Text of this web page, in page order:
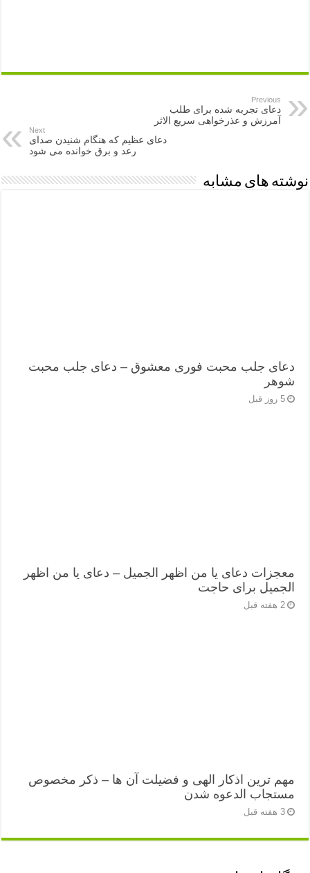
Previous
دعای تجربه شده برای طلب
آمرزش و عذرخواهی سریع الاثر
Next
دعای عظیم که هنگام شنیدن صدای
رعد و برق خوانده می شود
نوشته های مشابه
دعای جلب محبت فوری معشوق – دعای جلب محبت
شوهر
5 روز قبل
معجزات دعای یا من اظهر الجمیل – دعای یا من اظهر
الجمیل برای حاجت
2 هفته قبل
مهم ترین اذکار الهی و فضیلت آن ها – ذکر مخصوص
مستجاب الدعوه شدن
3 هفته قبل